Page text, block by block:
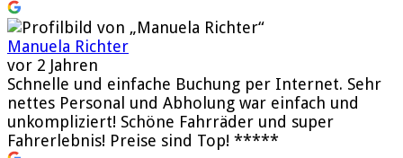
Manuela Richter
vor 2 Jahren
Schnelle und einfache Buchung per Internet. Sehr
nettes Personal und Abholung war einfach und
unkompliziert! Schöne Fahrräder und super
Fahrerlebnis! Preise sind Top! *****